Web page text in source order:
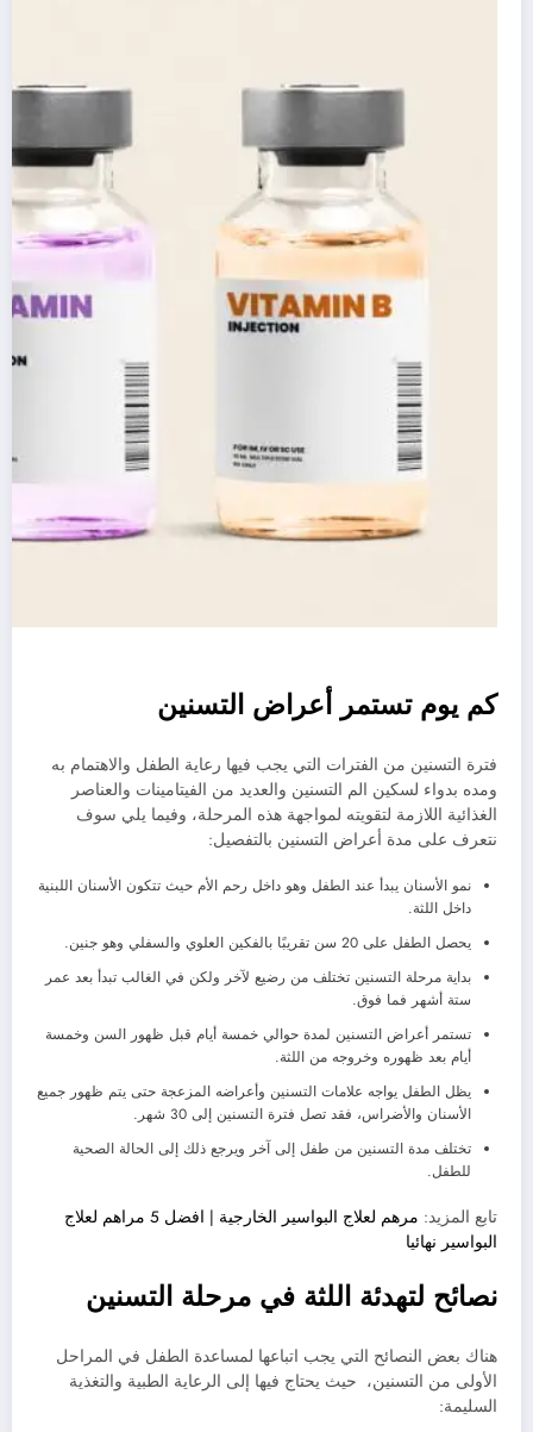
كم يوم تستمر أعراض التسنين
فترة التسنين من الفترات التي يجب فيها رعاية الطفل والاهتمام به
ومده بدواء لسكين الم التسنين والعديد من الفيتامينات والعناصر
الغذائية اللازمة لتقويته لمواجهة هذه المرحلة، وفيما يلي سوف
نتعرف على مدة أعراض التسنين بالتفصيل:
نمو الأسنان يبدأ عند الطفل وهو داخل رحم الأم حيث تتكون الأسنان اللبنية
داخل اللثة.
يحصل الطفل على 20 سن تقريبًا بالفكين العلوي والسفلي وهو جنين.
بداية مرحلة التسنين تختلف من رضيع لآخر ولكن في الغالب تبدأ بعد عمر
ستة أشهر فما فوق.
تستمر أعراض التسنين لمدة حوالي خمسة أيام قبل ظهور السن وخمسة
أيام بعد ظهوره وخروجه من اللثة.
يظل الطفل يواجه علامات التسنين وأعراضه المزعجة حتى يتم ظهور جميع
الأسنان والأضراس، فقد تصل فترة التسنين إلى 30 شهر.
تختلف مدة التسنين من طفل إلى آخر ويرجع ذلك إلى الحالة الصحية
للطفل.
تابع المزيد:
مرهم لعلاج البواسير الخارجية | افضل 5 مراهم لعلاج
البواسير نهائيا
نصائح لتهدئة اللثة في مرحلة التسنين
هناك بعض النصائح التي يجب اتباعها لمساعدة الطفل في المراحل
الأولى من التسنين، حيث يحتاج فيها إلى الرعاية الطبية والتغذية
السليمة: